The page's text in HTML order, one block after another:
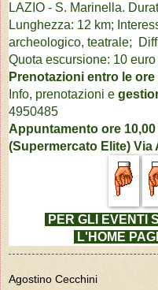
LAZIO - S. Marinella.
Lunghezza: 12 km;
archeologico, teatrale;
Quota escursione: 10
Prenotazioni entro le
Info, prenotazioni e
4950485
Appuntamento ore
(Supermercato Elite) Via
PER GLI EVENTI
L'HOME
Agostino Cecchini